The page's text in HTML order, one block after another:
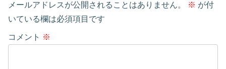
メールアドレスが公開されることはありません。 ※ が付
いている欄は必須項目です
コメント ※